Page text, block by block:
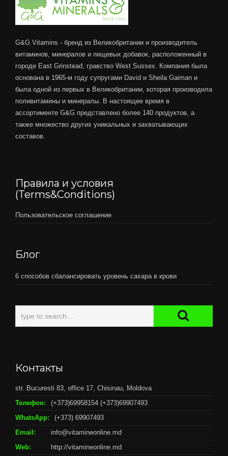
G&G Vitamins - бренд из Великобритании и производитель
витаминов, минералов и пищевых добавок, расположенный в
городе East Grinstead, гравство West Sussex. Компания была
основана в 1965-м году супругами David и Sheila Gaiman и
была одной из первых в Великобритании, которая производила
поливитамины и минералы. В настоящее время в
ассортименте G&G представлено более 140 продуктов, а
также множество других уникальных и захватывающих
составов.
Правила и условия
(Terms&Conditions)
Пользовательское соглашение
Блог
6 способов сбалансировать уровень сахара в крови
Контакты
str. Bucuresti 83, office 17, Chisinau, Moldova
Телефон:
(+373)69958154 (+373)69907493
WhatsApp:
(+373) 69907493
Email:
info@vitamineonline.md
Web:
http://vitamineonline.md